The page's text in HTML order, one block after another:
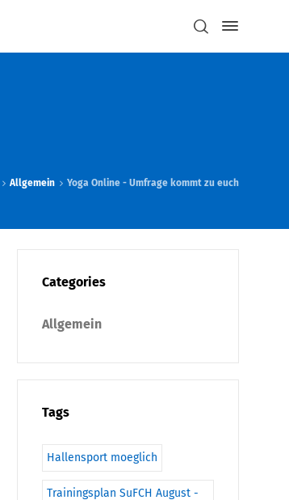
Allgemein Yoga Online - Umfrage kommt zu euch
Categories
Allgemein
Tags
Hallensport moeglich
Trainingsplan SuFCH August -